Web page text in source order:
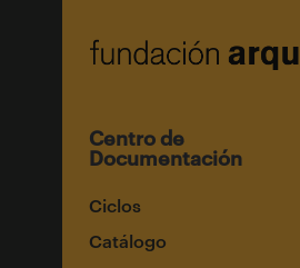
Centro de
Documentación
Ciclos
Catálogo